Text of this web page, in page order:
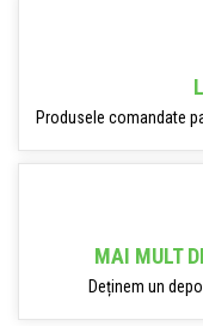
Produsele comandate
MAI MULT
Deținem un